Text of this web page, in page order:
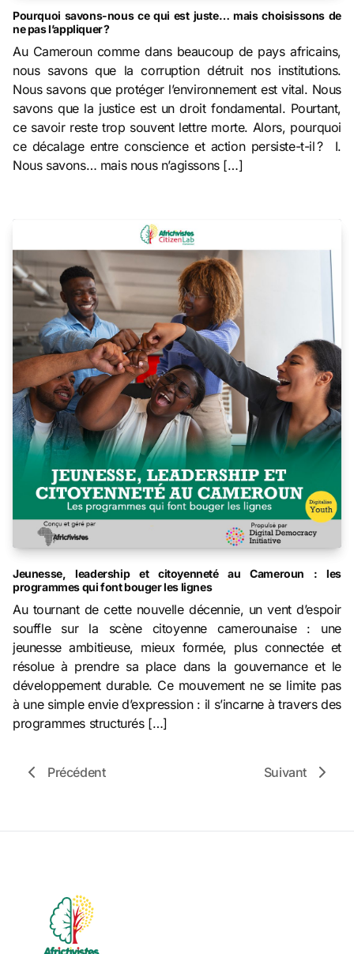
Pourquoi savons-nous ce qui est juste… mais choisissons de
ne pas l’appliquer ?
Au Cameroun comme dans beaucoup de pays africains,
nous savons que la corruption détruit nos institutions.
Nous savons que protéger l’environnement est vital. Nous
savons que la justice est un droit fondamental. Pourtant,
ce savoir reste trop souvent lettre morte. Alors, pourquoi
ce décalage entre conscience et action persiste-t-il ? I.
Nous savons… mais nous n’agissons […]
Jeunesse, leadership et citoyenneté au Cameroun : les
programmes qui font bouger les lignes
Au tournant de cette nouvelle décennie, un vent d’espoir
souffle sur la scène citoyenne camerounaise : une
jeunesse ambitieuse, mieux formée, plus connectée et
résolue à prendre sa place dans la gouvernance et le
développement durable. Ce mouvement ne se limite pas
à une simple envie d’expression : il s’incarne à travers des
programmes structurés […]
Précédent Suivant